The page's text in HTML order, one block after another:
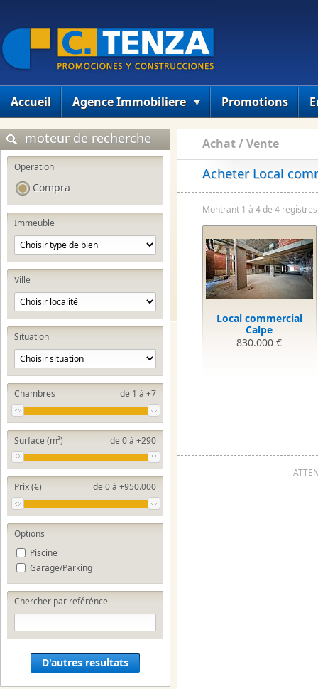
Accueil Agence Immobiliere Promotions
moteur de recherche
Operation
Compra
Immeuble
Ville
Situation
Chambres de 1 à +7
Surface (m²) de 0 à +290
Prix (€) de 0 à +950.000
Options
Piscine
Garage/Parking
Chercher par reférénce
D'autres resultats
Achat / Vente
Acheter Local
Montrant 1 à 4 de 4 registres
Local commercial
Calpe
830.000 €